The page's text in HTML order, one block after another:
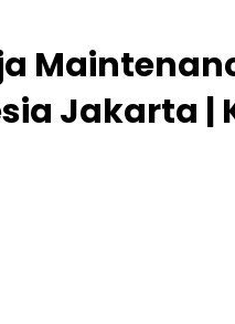
Jakarta |